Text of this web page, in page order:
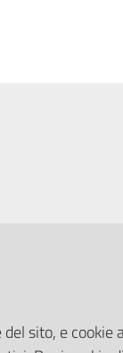
Gare e
Richiesta
sito, e cookie